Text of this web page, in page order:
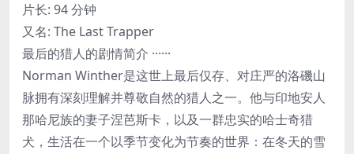
片长: 94 分钟
又名: The Last Trapper
最后的猎人的剧情简介 ······
Norman Winther是这世上最后仅存、对庄严的洛磯山
脉拥有深刻理解并尊敬自然的猎人之一。他与印地安人
那哈尼族的妻子涅芭斯卡，以及一群忠实的哈士奇猎
犬，生活在一个以季节变化为节奏的世界：在冬天的雪